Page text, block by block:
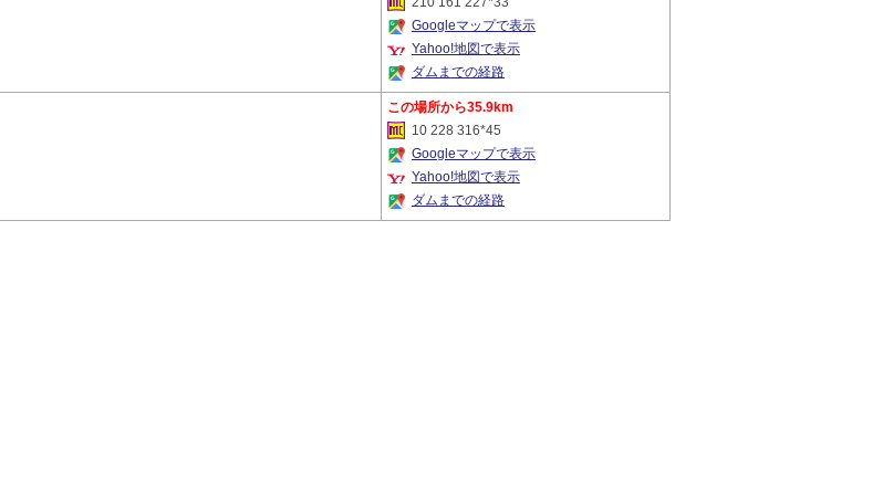
Googleマップで表示
Yahoo!地図で表示
ダムまでの経路
35.9km
10 228 316*45
Googleマップで表示
Yahoo!地図で表示
ダムまでの経路